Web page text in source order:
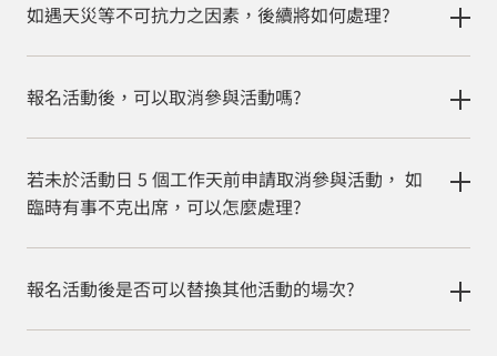
如遇天災等不可抗力之因素，後續將如何處理?
報名活動後，可以取消參與活動嗎?
若未於活動日 5 個工作天前申請取消參與活動， 如
臨時有事不克出席，可以怎麼處理?
報名活動後是否可以替換其他活動的場次?